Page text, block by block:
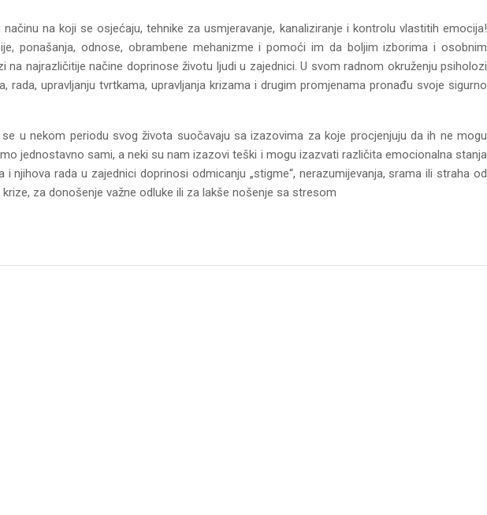
na koji se osjećaju, tehnike za usmjeravanje, kanaliziranje i kontrolu vlastitih emocija!
ponašanja, odnose, obrambene mehanizme i pomoći im da boljim izborima i osobnim
najrazličitije načine doprinose životu ljudi u zajednici. U svom radnom okruženju psiholozi
upravljanju tvrtkama, upravljanja krizama i drugim promjenama pronađu svoje sigurno
u nekom periodu svog života suočavaju sa izazovima za koje procjenjuju da ih ne mogu
jednostavno sami, a neki su nam izazovi teški i mogu izazvati različita emocionalna stanja
rada u zajednici doprinosi odmicanju „stigme“, nerazumijevanja, srama ili straha od
za donošenje važne odluke ili za lakše nošenje sa stresom